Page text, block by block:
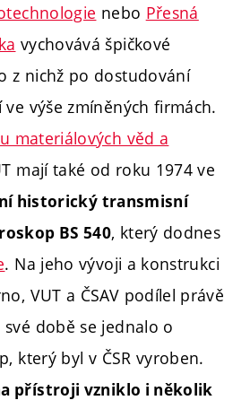
nebo Přesná
vychovává špičkové
z nichž po dostudování
výše zmíněných firmách.
materiálových věd a
mají také od roku 1974 ve
historický transmisní
BS 540, který dodnes
. Na jeho vývoji a konstrukci
VUT a ČSAV podílel právě
době se jednalo o
který byl v ČSR vyroben.
přístroji vzniklo i několik